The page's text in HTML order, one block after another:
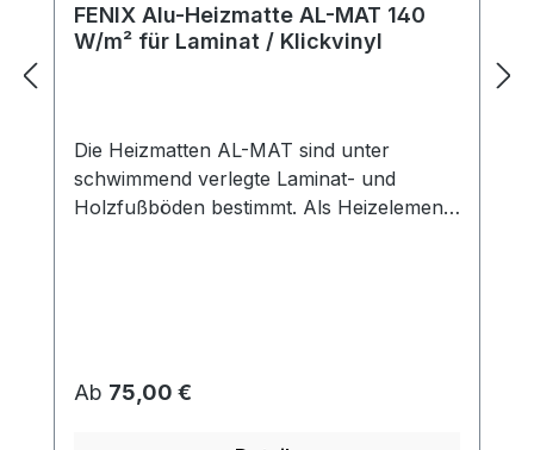
FENIX Alu-Heizmatte AL-MAT 140
W/m² für Laminat / Klickvinyl
Die Heizmatten AL-MAT sind unter
schwimmend verlegte Laminat- und
Holzfußböden bestimmt. Als Heizelement
Matte mit einem Anschlussleiter (sog.
Regulärer Preis:
Ab 75,00 €